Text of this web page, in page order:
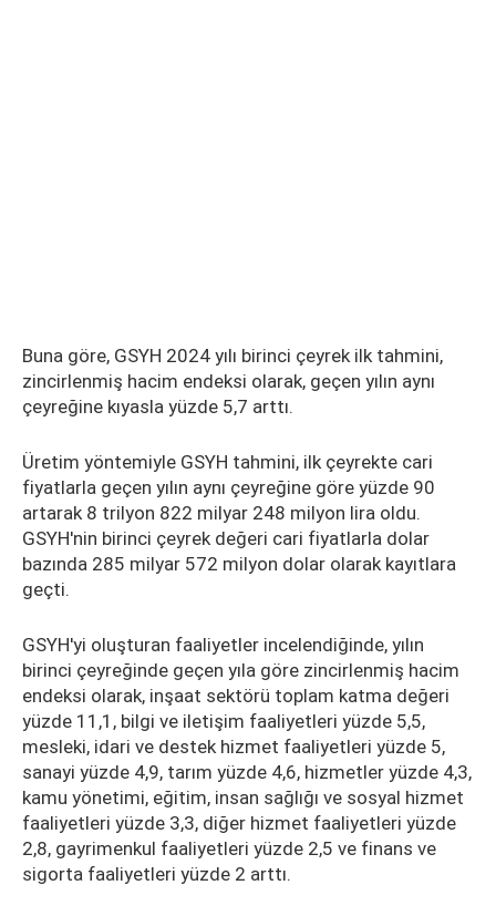
Buna göre, GSYH 2024 yılı birinci çeyrek ilk tahmini,
zincirlenmiş hacim endeksi olarak, geçen yılın aynı
çeyreğine kıyasla yüzde 5,7 arttı.
Üretim yöntemiyle GSYH tahmini, ilk çeyrekte cari
fiyatlarla geçen yılın aynı çeyreğine göre yüzde 90
artarak 8 trilyon 822 milyar 248 milyon lira oldu.
GSYH'nin birinci çeyrek değeri cari fiyatlarla dolar
bazında 285 milyar 572 milyon dolar olarak kayıtlara
geçti.
GSYH'yi oluşturan faaliyetler incelendiğinde, yılın
birinci çeyreğinde geçen yıla göre zincirlenmiş hacim
endeksi olarak, inşaat sektörü toplam katma değeri
yüzde 11,1, bilgi ve iletişim faaliyetleri yüzde 5,5,
mesleki, idari ve destek hizmet faaliyetleri yüzde 5,
sanayi yüzde 4,9, tarım yüzde 4,6, hizmetler yüzde 4,3,
kamu yönetimi, eğitim, insan sağlığı ve sosyal hizmet
faaliyetleri yüzde 3,3, diğer hizmet faaliyetleri yüzde
2,8, gayrimenkul faaliyetleri yüzde 2,5 ve finans ve
sigorta faaliyetleri yüzde 2 arttı.